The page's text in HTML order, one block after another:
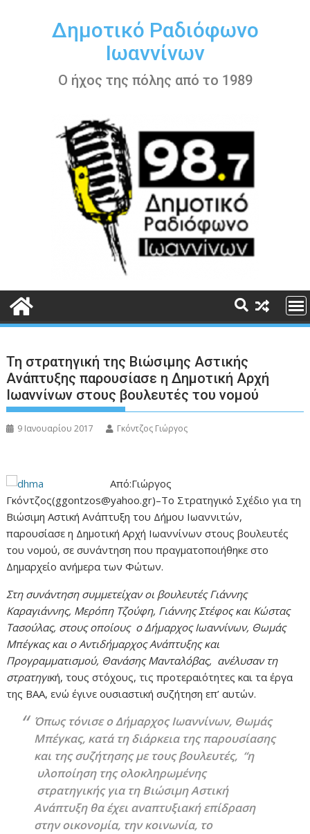
περιεχόμενοΔημοτικό Ραδιόφωνο
Ιωαννίνων
Ο ήχος της πόλης από το 1989
Τη στρατηγική της Βιώσιμης Αστικής
Ανάπτυξης παρουσίασε η Δημοτική Αρχή
Ιωαννίνων στους βουλευτές του νομού
9 Ιανουαρίου 2017 Γκόντζος Γιώργος
Από:Γιώργος
Γκόντζος(ggontzos@yahoo.gr)–Το Στρατηγικό Σχέδιο για τη
Βιώσιμη Αστική Ανάπτυξη του Δήμου Ιωαννιτών,
παρουσίασε η Δημοτική Αρχή Ιωαννίνων στους βουλευτές
του νομού, σε συνάντηση που πραγματοποιήθηκε στο
Δημαρχείο ανήμερα των Φώτων.
Στη συνάντηση συμμετείχαν οι βουλευτές Γιάννης
Καραγιάννης, Μερόπη Τζούφη, Γιάννης Στέφος και Κώστας
Τασούλας, στους οποίους ο Δήμαρχος Ιωαννίνων, Θωμάς
Μπέγκας και ο Αντιδήμαρχος Ανάπτυξης και
Προγραμματισμού, Θανάσης Μανταλόβας, ανέλυσαν τη
στρατηγική, τους στόχους, τις προτεραιότητες και τα έργα
της ΒΑΑ, ενώ έγινε ουσιαστική συζήτηση επ’ αυτών.
Όπως τόνισε ο Δήμαρχος Ιωαννίνων, Θωμάς
Μπέγκας, κατά τη διάρκεια της παρουσίασης
και της συζήτησης με τους βουλευτές, “η
υλοποίηση της ολοκληρωμένης
στρατηγικής για τη Βιώσιμη Αστική
Ανάπτυξη θα έχει αναπτυξιακή επίδραση
στην οικονομία, την κοινωνία, το